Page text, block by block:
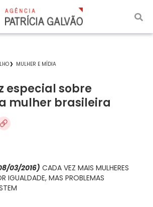
MULHER E MÍDIA
especial sobre
mulher brasileira
03/2016) CADA VEZ MAIS MULHERES
IGUALDADE, MAS PROBLEMAS